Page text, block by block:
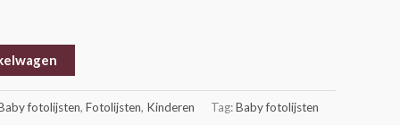
fotolijsten, Fotolijsten, Kinderen Tag:Baby fotolijsten